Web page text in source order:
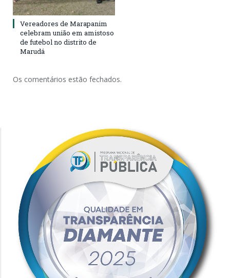
Vereadores de Marapanim
celebram união em amistoso
de futebol no distrito de
Marudá
Os comentários estão fechados.